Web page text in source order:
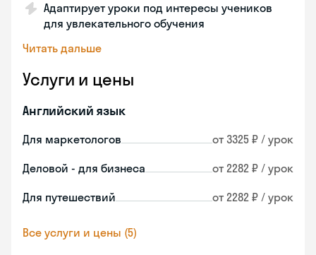
Адаптирует уроки под интересы учеников
для увлекательного обучения
Читать дальше
Услуги и цены
Английский язык
Для маркетологов от 3325 ₽ / урок
Деловой - для бизнеса от 2282 ₽ / урок
Для путешествий от 2282 ₽ / урок
Все услуги и цены (5)